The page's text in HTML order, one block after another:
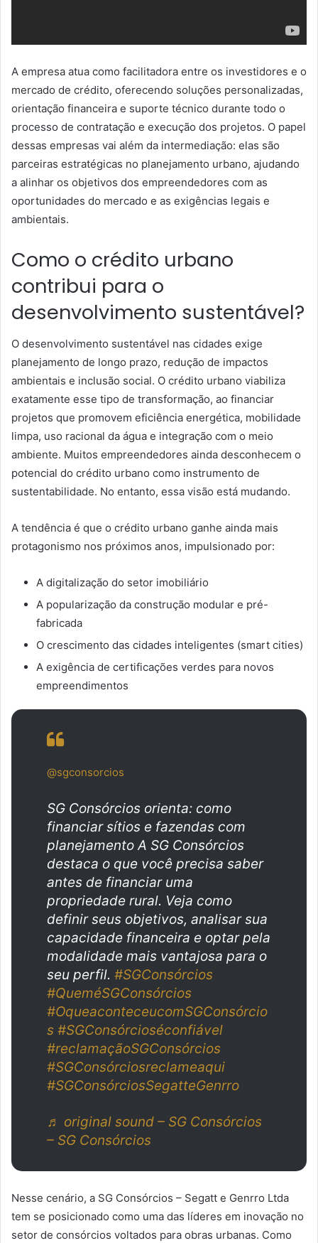
A empresa atua como facilitadora entre os investidores e o
mercado de crédito, oferecendo soluções personalizadas,
orientação financeira e suporte técnico durante todo o
processo de contratação e execução dos projetos. O papel
dessas empresas vai além da intermediação: elas são
parceiras estratégicas no planejamento urbano, ajudando
a alinhar os objetivos dos empreendedores com as
oportunidades do mercado e as exigências legais e
ambientais.
Como o crédito urbano
contribui para o
desenvolvimento sustentável?
O desenvolvimento sustentável nas cidades exige
planejamento de longo prazo, redução de impactos
ambientais e inclusão social. O crédito urbano viabiliza
exatamente esse tipo de transformação, ao financiar
projetos que promovem eficiência energética, mobilidade
limpa, uso racional da água e integração com o meio
ambiente. Muitos empreendedores ainda desconhecem o
potencial do crédito urbano como instrumento de
sustentabilidade. No entanto, essa visão está mudando.
A tendência é que o crédito urbano ganhe ainda mais
protagonismo nos próximos anos, impulsionado por:
A digitalização do setor imobiliário
A popularização da construção modular e pré-
fabricada
O crescimento das cidades inteligentes (smart cities)
A exigência de certificações verdes para novos
empreendimentos
@sgconsorcios
SG Consórcios orienta: como
financiar sítios e fazendas com
planejamento A SG Consórcios
destaca o que você precisa saber
antes de financiar uma
propriedade rural. Veja como
definir seus objetivos, analisar sua
capacidade financeira e optar pela
modalidade mais vantajosa para o
seu perfil. #SGConsórcios
#QueméSGConsórcios
#OqueaconteceucomSGConsórcio
s #SGConsórcioséconfiável
#reclamaçãoSGConsórcios
#SGConsórciosreclameaqui
#SGConsórciosSegatteGenrro
♬ original sound – SG Consórcios
– SG Consórcios
Nesse cenário, a SG Consórcios – Segatt e Genrro Ltda
tem se posicionado como uma das líderes em inovação no
setor de consórcios voltados para obras urbanas. Como